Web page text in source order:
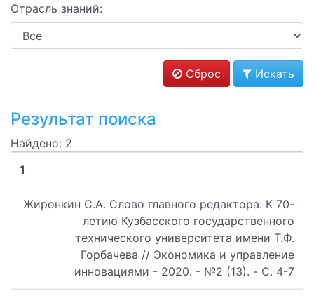
Отрасль знаний:
Сброс Искать
Результат поиска
Найдено: 2
1
Жиронкин С.А. Слово главного редактора: К 70-
летию Кузбасского государственного
технического университета имени Т.Ф.
Горбачева // Экономика и управление
инновациями - 2020. - №2 (13). - C. 4-7